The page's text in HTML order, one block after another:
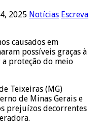
2025 Notícias Escreva
causados em
possíveis graças à
a proteção do meio
Teixeiras (MG)
de Minas Gerais e
prejuízos decorrentes